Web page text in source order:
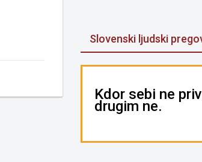
Slovenski ljudski
Kdor sebi ne
drugim ne.